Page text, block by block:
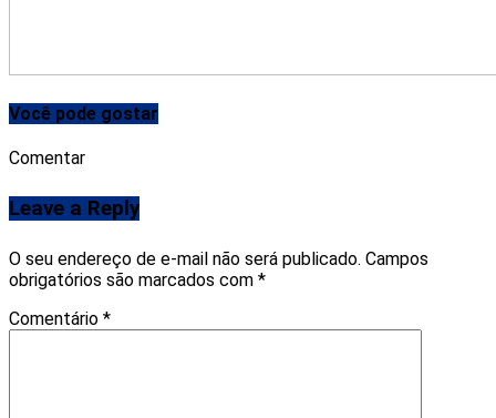
Você pode gostar
Comentar
Leave a Reply
O seu endereço de e-mail não será publicado. Campos
obrigatórios são marcados com *
Comentário *